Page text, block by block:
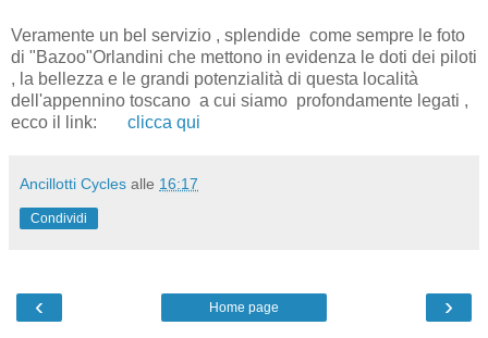
Veramente un bel servizio , splendide come sempre le foto
di "Bazoo"Orlandini che mettono in evidenza le doti dei piloti
, la bellezza e le grandi potenzialità di questa località
dell'appennino toscano a cui siamo profondamente legati ,
ecco il link:
clicca qui
Ancillotti Cycles alle 16:17
Condividi
‹ ›
Home page